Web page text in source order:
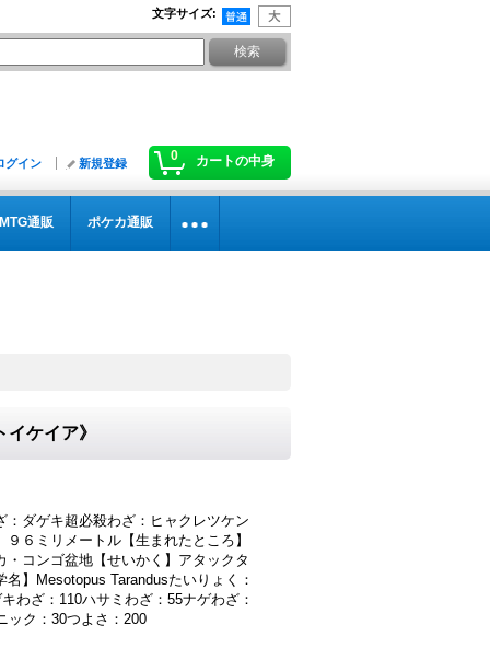
文字サイズ:
0 カートの中身
グイン 新規登録
MTG通販 ポケカ通販
ケイア》
：ダゲキ超必殺わざ：ヒャクレツケン
９６ミリメートル【生まれたところ】
・コンゴ盆地【せいかく】アタックタ
名】Mesotopus Tarandusたいりょく：
わざ：110ハサミわざ：55ナゲわざ：
ック：30つよさ：200